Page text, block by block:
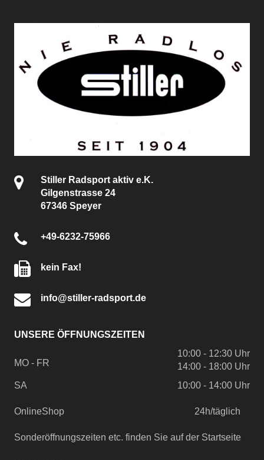
Stiller Radsport aktiv e.K.
Gilgenstrasse 24
67346 Speyer
+49-6232-75966
kein Fax!
info@stiller-radsport.de
UNSERE ÖFFNUNGSZEITEN
MO - FR
10:00 - 12:30 Uhr
14:00 - 18:00 Uhr
SA
10:00 - 14:00 Uhr
OnlineShop 24h/täglich
Sonderöffnungszeiten etc. finden Sie auf der Startseite